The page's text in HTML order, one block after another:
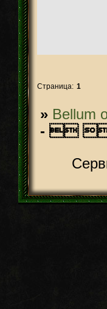
Страница: 1
» Bellum
- 